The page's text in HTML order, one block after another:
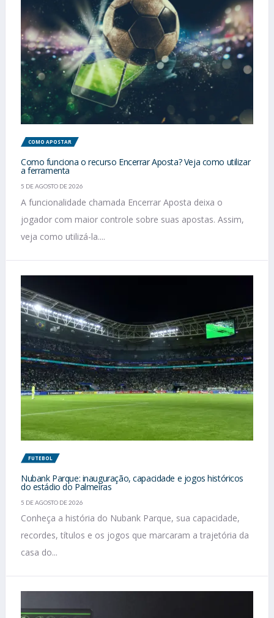
COMO APOSTAR
Como funciona o recurso Encerrar Aposta? Veja como utilizar
a ferramenta
5 DE AGOSTO DE 2026
A funcionalidade chamada Encerrar Aposta deixa o
jogador com maior controle sobre suas apostas. Assim,
veja como utilizá-la....
FUTEBOL
Nubank Parque: inauguração, capacidade e jogos históricos
do estádio do Palmeiras
5 DE AGOSTO DE 2026
Conheça a história do Nubank Parque, sua capacidade,
recordes, títulos e os jogos que marcaram a trajetória da
casa do...